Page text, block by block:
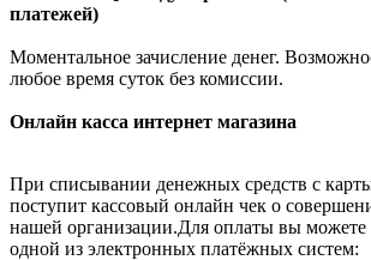
платежей)
Моментальное зачисление денег.
любое время суток без комиссии.
Онлайн касса интернет магазина
При списывании денежных средств с
поступит кассовый онлайн чек о
нашей организации.Для оплаты вы можете
одной из электронных платёжных систем: